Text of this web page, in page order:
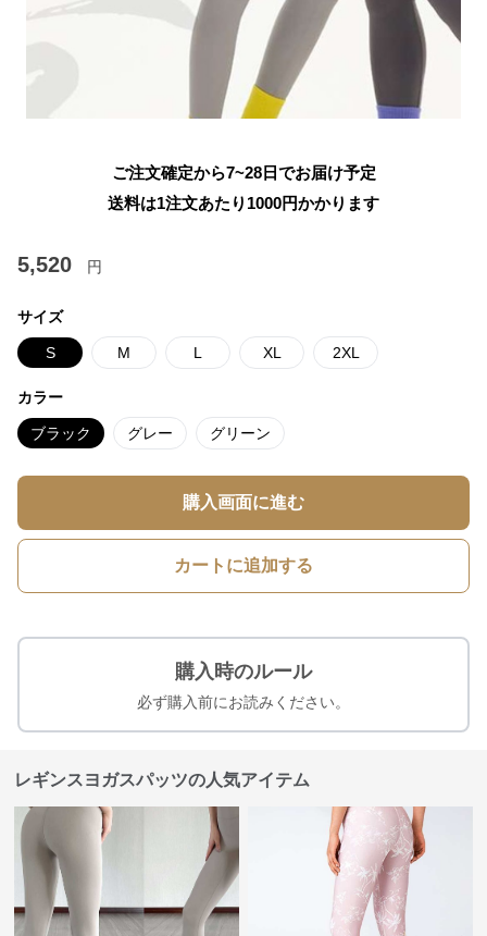
ご注文確定から7~28日でお届け予定
送料は1注文あたり 1000円かかります
5,520 円
サイズ
S M L XL 2XL
カラー
ブラック グレー グリーン
購入画面に進む
カートに追加する
購入時のルール
必ず購入前にお読みください。
レギンスヨガスパッツの人気アイテム